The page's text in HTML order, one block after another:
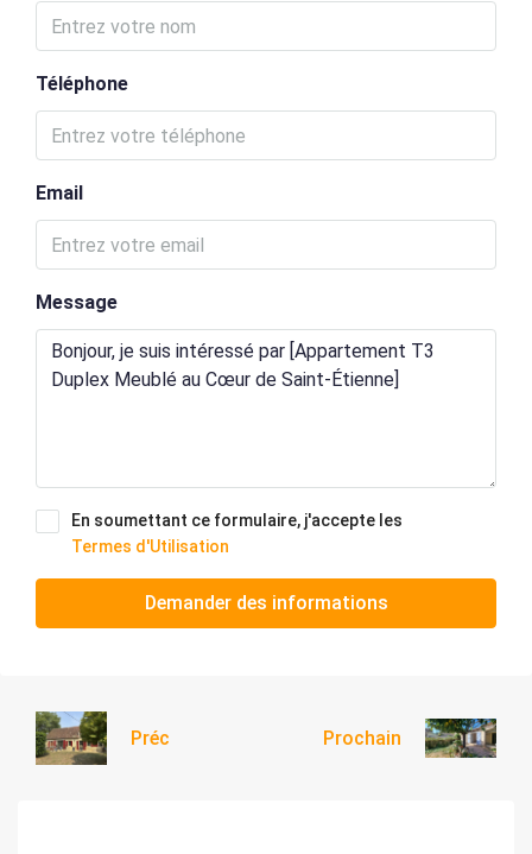
Téléphone
Email
Message
En soumettant ce formulaire, j'accepte les
Termes d'Utilisation
Demander des informations
Préc Prochain